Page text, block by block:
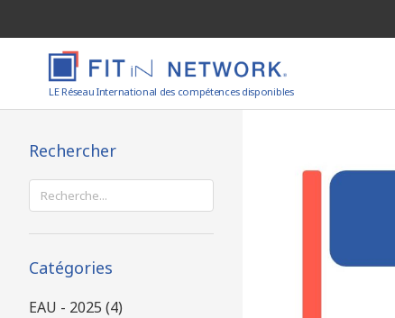
LE Réseau International des compétences disponibles
Rechercher
Rechercher :
Catégories
EAU - 2025 (4)